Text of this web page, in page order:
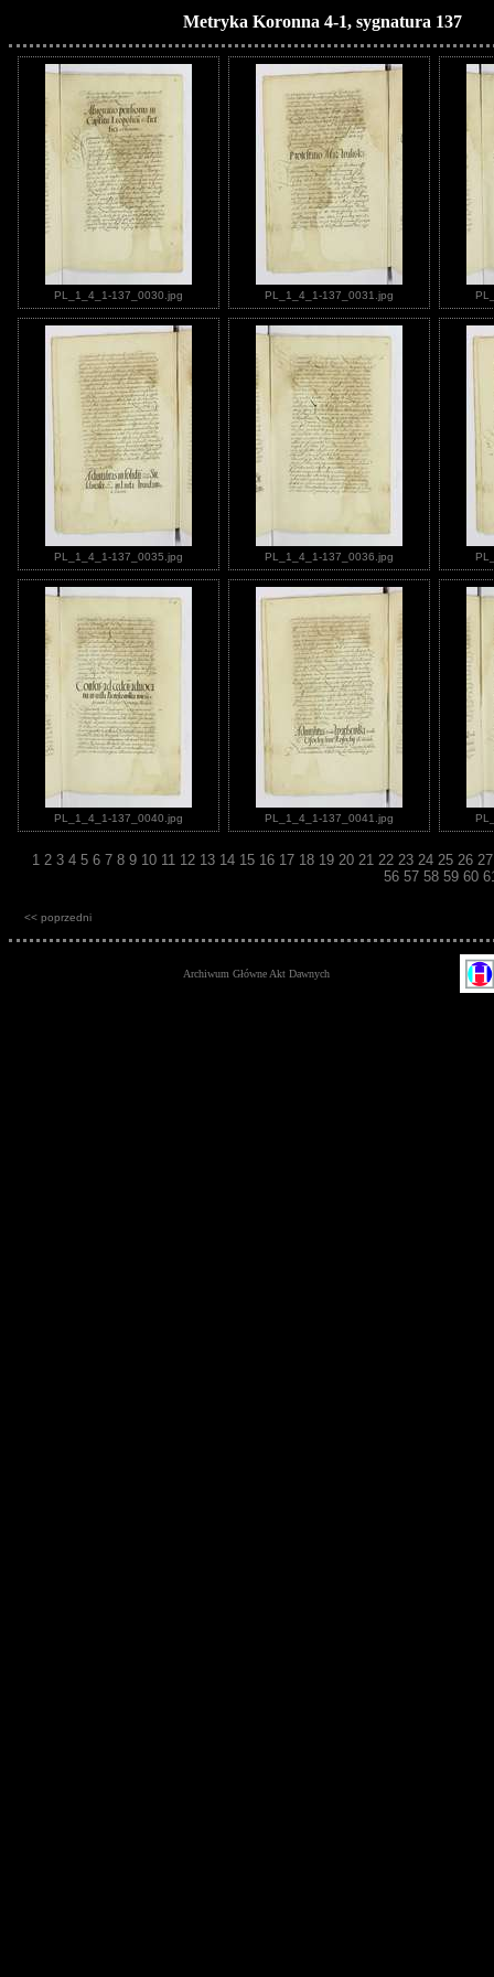
Metryka Koronna 4-1, sygnatura 137
PL_1_4_1-137_0030.jpg PL_1_4_1-137_0031.jpg
PL_1_4_1-137_0035.jpg PL_1_4_1-137_0036.jpg
PL_1_4_1-137_0040.jpg PL_1_4_1-137_0041.jpg
1 2 3 4 5 6 7 8 9 10 11 12 13 14 15 16 17 18 19 20 21 22 23 24 25 26
56 57 58 59 60
<< poprzedni
Archiwum Główne Akt Dawnych